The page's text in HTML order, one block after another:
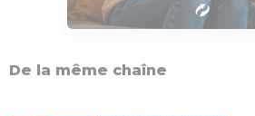
De la même chaîne